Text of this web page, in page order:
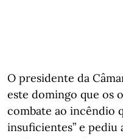
O presidente da
este domingo que os
combate ao incêndio
insuficientes” e